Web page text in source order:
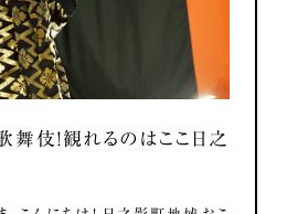
伎！観れるのはここ日之